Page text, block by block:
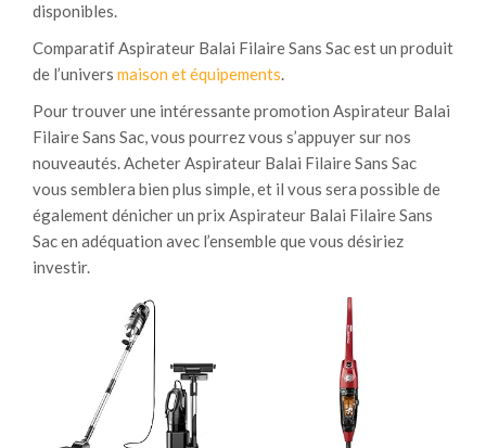
disponibles.
Comparatif Aspirateur Balai Filaire Sans Sac est un produit
de l’univers maison et équipements.
Pour trouver une intéressante promotion Aspirateur Balai
Filaire Sans Sac, vous pourrez vous s’appuyer sur nos
nouveautés. Acheter Aspirateur Balai Filaire Sans Sac
vous semblera bien plus simple, et il vous sera possible de
également dénicher un prix Aspirateur Balai Filaire Sans
Sac en adéquation avec l’ensemble que vous désiriez
investir.